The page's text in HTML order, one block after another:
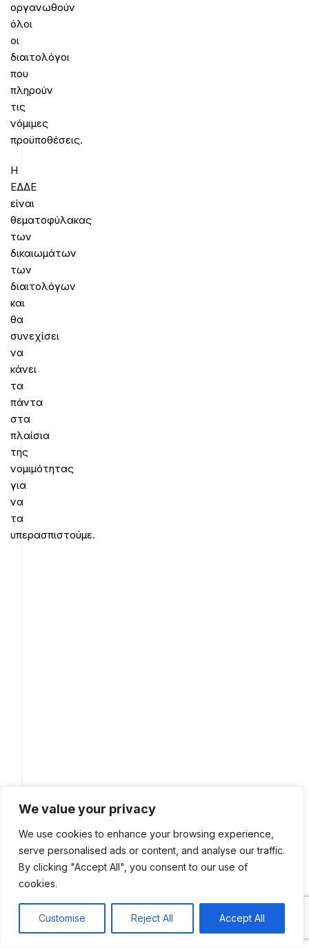
We value your privacy
We use cookies to enhance your browsing experience,
serve personalised ads or content, and analyse our traffic.
By clicking "Accept All", you consent to our use of
cookies.
Customise Reject All Accept All
οργανωθούν
όλοι
οι
διαιτολόγοι
που
πληρούν
τις
νόμιμες
προϋποθέσεις.
Η
ΕΔΔΕ
είναι
θεματοφύλακας
των
δικαιωμάτων
των
διαιτολόγων
και
θα
συνεχίσει
να
κάνει
τα
πάντα
στα
πλαίσια
της
νομιμότητας
για
να
τα
υπερασπιστούμε.
το
0